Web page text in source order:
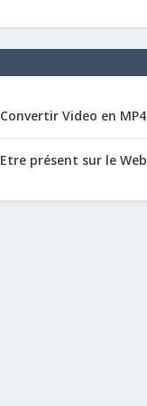
Convertir Video en MP4
Etre présent sur le Web